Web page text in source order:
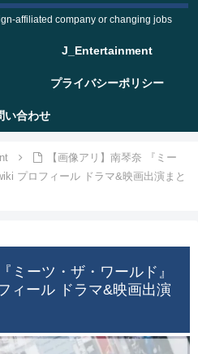
affiliated company or changing jobs
J_Entertainment
プライバシーポリシー
い合わせ
【画像アリ】南琴奈 『ミー
プロフィール ドラマ&映画出演まと
ミーツ・ザ・ワールド』
ィール ドラマ&映画出演